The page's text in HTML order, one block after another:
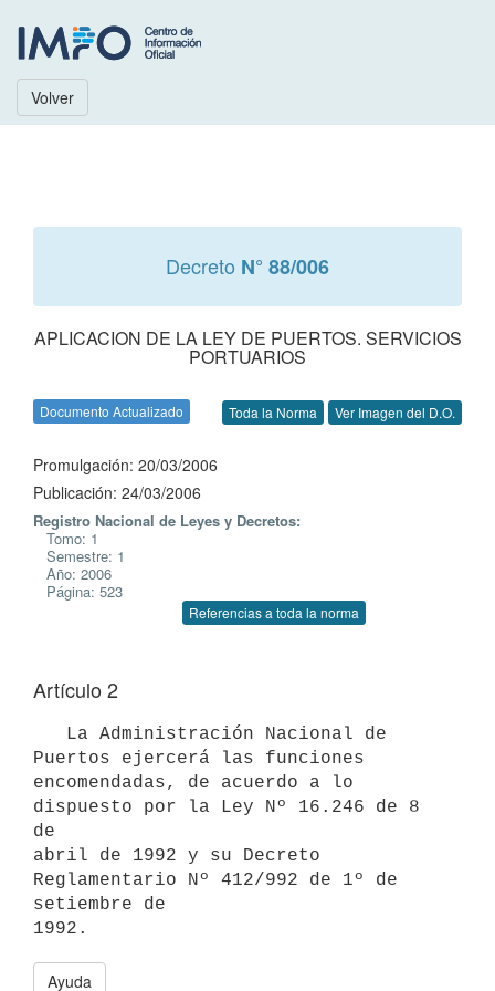
Volver
Decreto N° 88/006
APLICACION DE LA LEY DE PUERTOS. SERVICIOS
PORTUARIOS
Documento Actualizado Toda la Norma Ver Imagen del D.O.
Promulgación: 20/03/2006
Publicación: 24/03/2006
Registro Nacional de Leyes y Decretos:
Tomo: 1
Semestre: 1
Año: 2006
Página: 523
Referencias a toda la norma
Artículo 2
Puertos ejercerá las funciones
encomendadas, de acuerdo a lo
dispuesto por la Ley Nº 16.246 de 8
de
abril de 1992 y su Decreto
Reglamentario Nº 412/992 de 1º de
setiembre de
Ayuda